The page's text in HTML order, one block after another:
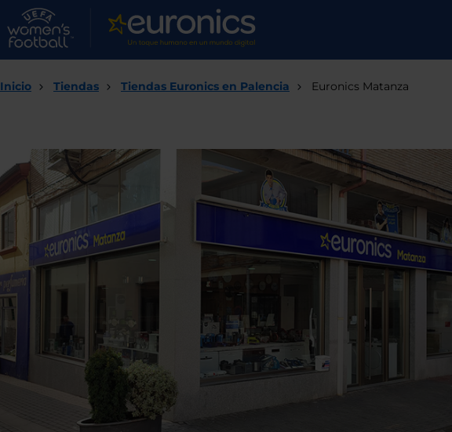
Inicio Tiendas Tiendas Euronics en Palencia Euronics Matanza